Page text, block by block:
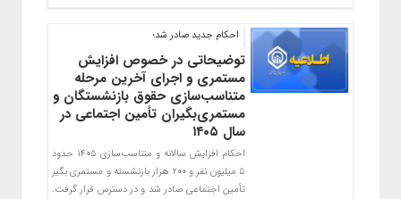
احکام جدید صادر شد؛
توضیحاتی در خصوص افزایش
مستمری و اجرای آخرین مرحله
متناسب‌سازی حقوق بازنشستگان و
مستمری‌بگیران تأمین اجتماعی در
سال ۱۴۰۵
احکام افزایش سالانه و متناسب‌سازی ۱۴۰۵ حدود
۵ میلیون نفر و ۲۰۰ هزار بازنشسته و مستمری بگیر
تأمین اجتماعی صادر شد و در دسترس قرار گرفت.